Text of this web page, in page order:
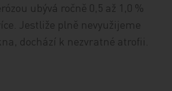
ubývá ročně 0,5 až 1,0 %
Jestliže plně nevyužijeme
dochází k nezvratné atrofii.